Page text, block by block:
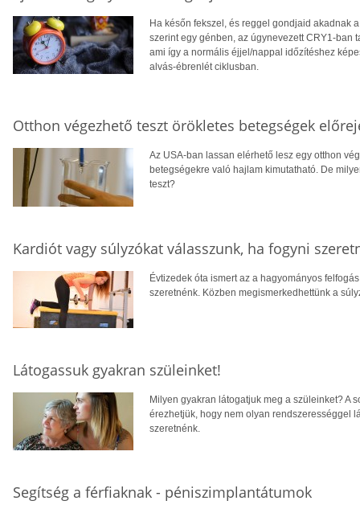
Ha későn fekszel, és reggel gondjaid akadnak
szerint egy génben, az úgynevezett CRY1-ban
ami így a normális éjjel/nappal időzítéshez
alvás-ébrenlét ciklusban.
Otthon végezhető teszt örökletes betegségek
Az USA-ban lassan elérhető lesz egy otthon
betegségekre való hajlam kimutatható. De
teszt?
Kardiót vagy súlyzókat válasszunk, ha fogyni
Évtizedek óta ismert az a hagyományos
szeretnénk. Közben megismerkedhettünk a
Látogassuk gyakran szüleinket!
Milyen gyakran látogatjuk meg a szüleinket? A
érezhetjük, hogy nem olyan rendszerességgel
szeretnénk.
Segítség a férfiaknak - péniszimplantátumok